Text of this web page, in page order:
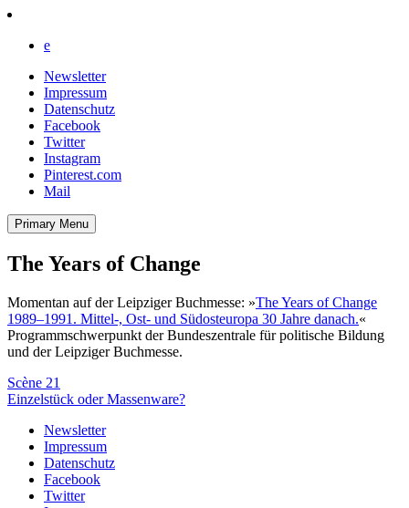
e
Newsletter
Impressum
Datenschutz
Facebook
Twitter
Instagram
Pinterest.com
Mail
Primary Menu
The Years of Change
Momentan auf der Leipziger Buchmesse: »The Years of Change
1989–1991. Mittel-, Ost- und Südosteuropa 30 Jahre danach.«
Programmschwerpunkt der Bundeszentrale für politische Bildung
und der Leipziger Buchmesse.
Beitragsnavigation
Scène 21
Einzelstück oder Massenware?
Newsletter
Impressum
Datenschutz
Facebook
Twitter